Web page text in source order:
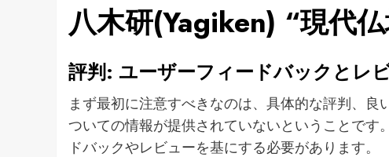
八木研(Yagiken) “現代
評判: ユーザーフィードバックとレ
まず最初に注意すべきなのは、具体的な評判、
ついての情報が提供されていないということで
ドバックやレビューを基にする必要があります。